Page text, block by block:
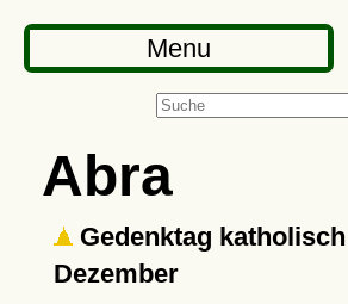
Menu
Abra
Gedenktag
Dezember